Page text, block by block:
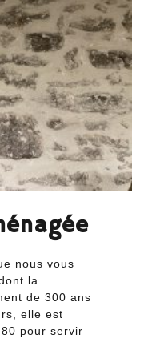
nous vous
la
de 300 ans
elle est
pour servir